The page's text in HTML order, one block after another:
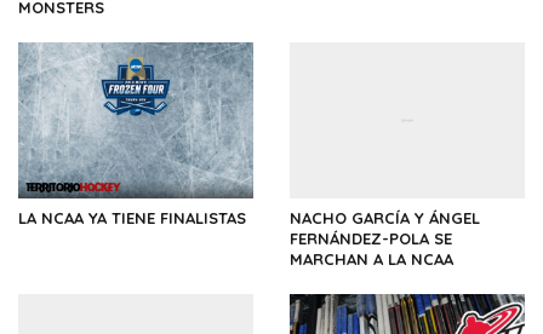
MONSTERS
LA NCAA YA TIENE FINALISTAS
NACHO GARCÍA Y ÁNGEL
FERNÁNDEZ-POLA SE
MARCHAN A LA NCAA